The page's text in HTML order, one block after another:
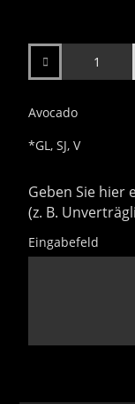
Avocado
*GL, SJ, V
Geben Sie hier
(z. B.
Eingabefeld